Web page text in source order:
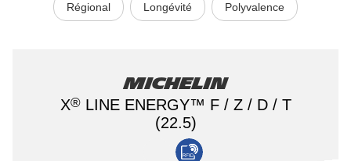
Régional Longévité Polyvalence
Michelin
X®LINE ENERGY™ F / Z / D / T
(22.5)